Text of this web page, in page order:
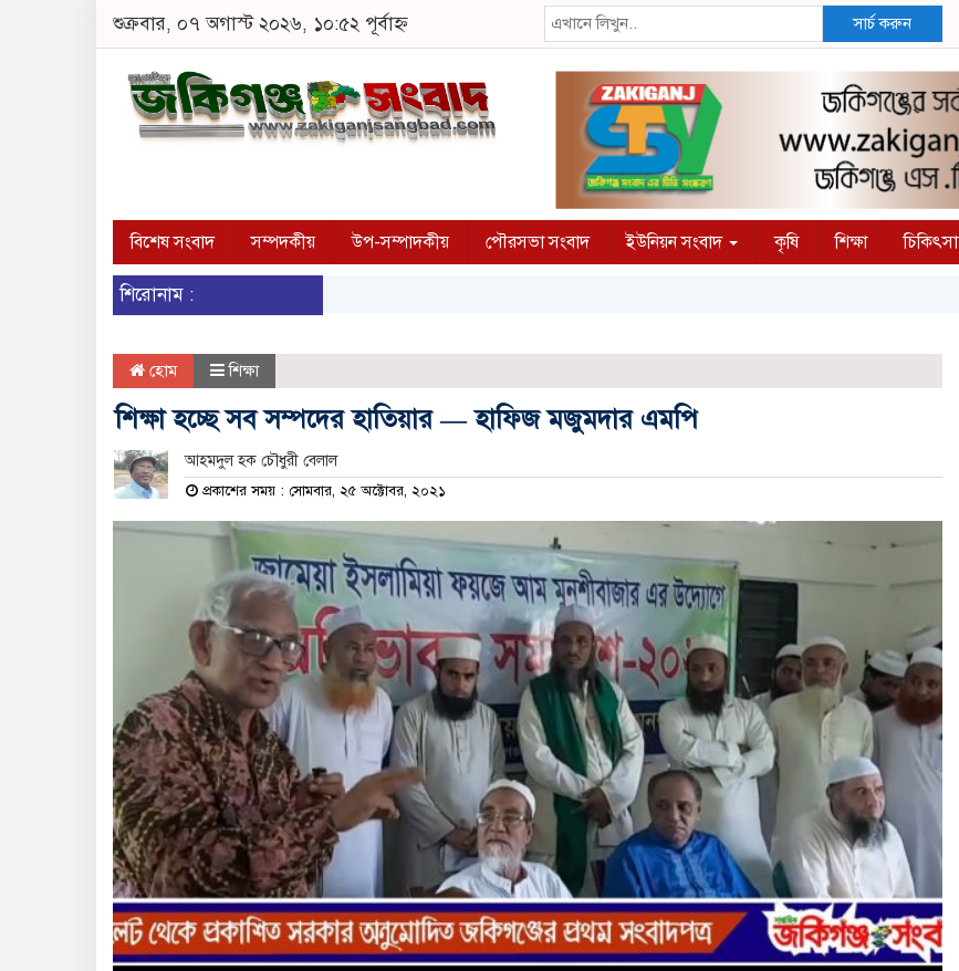
শুক্রবার, ০৭ অগাস্ট ২০২৬, ১০:৫২ পূর্বাহ্ন সার্চ করুন
বিশেষ সংবাদ সম্পদকীয় উপ-সম্পাদকীয় পৌরসভা সংবাদ ইউনিয়ন সংবাদ কৃষি শিক্ষা চিকিৎসা
শিরোনাম :
হোম শিক্ষা
শিক্ষা হচ্ছে সব সম্পদের হাতিয়ার — হাফিজ মজুমদার এমপি
আহমদুল হক চৌধুরী বেলাল
প্রকাশের সময় : সোমবার, ২৫ অক্টোবর, ২০২১